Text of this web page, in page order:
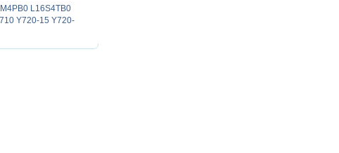
L16S4TB0
Y720-15 Y720-